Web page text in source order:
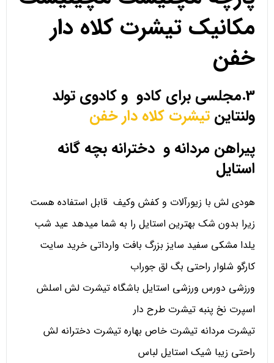
مکانیک تیشرت کلاه دار
خفن
3.مجلسی برای کادو و کادوی تولد
ولنتاین تیشرت کلاه دار خفن
پیراهن مردانه و دخترانه بچه گانه
استایل
هودی لش با زیورآلات و کفش وکیف قابل استفاده هست
زیرا بدون شک بهترین استایل را به شما میدهد عید شب
یلدا مشکی سفید سایز بزرگ بافت وارداتی خرید سایت
کارگو شلوار راحتی بگ لق جوراب
ورزشی دورس ورزشی استایل باشگاه تیشرت لش اسلش
اسپرت نخ پنبه تیشرت طرح دار
تیشرت مردانه تیشرت خاص بهاره تیشرت دخترانه لش
راحتی زیبا شیک استایل لباس